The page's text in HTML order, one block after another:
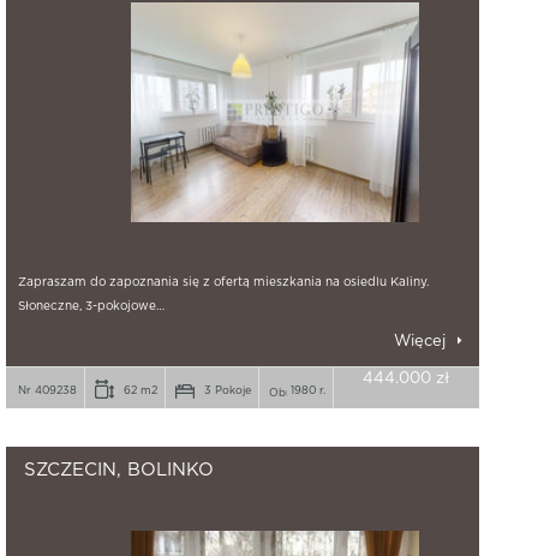
Zapraszam do zapoznania się z ofertą mieszkania na osiedlu Kaliny.
Słoneczne, 3-pokojowe…
Więcej
Nr 409238 62 m2 3 Pokoje 1980 r.
444.000 zł
SZCZECIN, BOLINKO